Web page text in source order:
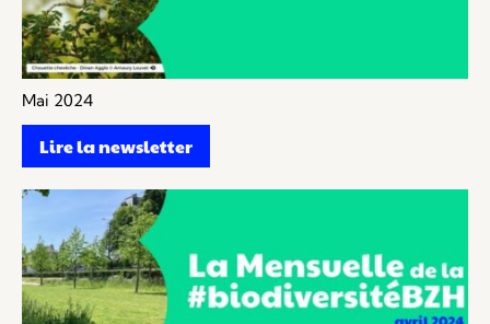
Mai 2024
Lire la newsletter